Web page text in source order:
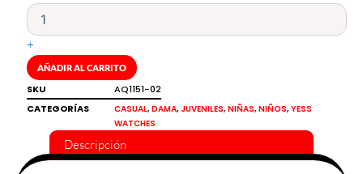
análogo
diseño
de
corazones
burdeo
Yess
+
AÑADIR AL CARRITO
SKU
AQ1151-02
CATEGORÍAS
CASUAL, DAMA, JUVENILES, NIÑAS, NIÑOS, YESS
WATCHES
Descripción